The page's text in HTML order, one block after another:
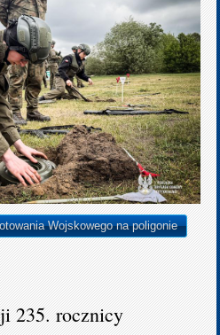
Wojskowego na poligonie
235. rocznicy